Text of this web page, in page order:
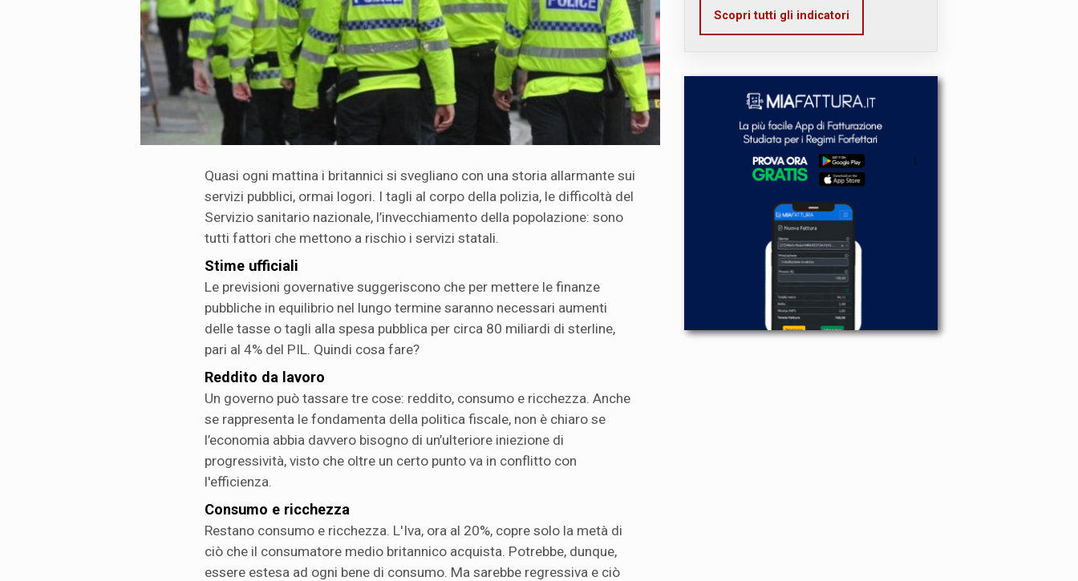
Quasi ogni mattina i britannici si svegliano con una storia allarmante sui
servizi pubblici, ormai logori. I tagli al corpo della polizia, le difficoltà del
Servizio sanitario nazionale, l’invecchiamento della popolazione: sono
tutti fattori che mettono a rischio i servizi statali.
Stime ufficiali
Le previsioni governative suggeriscono che per mettere le finanze
pubbliche in equilibrio nel lungo termine saranno necessari aumenti
delle tasse o tagli alla spesa pubblica per circa 80 miliardi di sterline,
pari al 4% del PIL. Quindi cosa fare?
Reddito da lavoro
Un governo può tassare tre cose: reddito, consumo e ricchezza. Anche
se rappresenta le fondamenta della politica fiscale, non è chiaro se
l’economia abbia davvero bisogno di un’ulteriore iniezione di
progressività, visto che oltre un certo punto va in conflitto con
l'efficienza.
Consumo e ricchezza
Restano consumo e ricchezza. L'Iva, ora al 20%, copre solo la metà di
ciò che il consumatore medio britannico acquista. Potrebbe, dunque,
essere estesa ad ogni bene di consumo. Ma sarebbe regressiva e ciò
Scopri tutti gli indicatori